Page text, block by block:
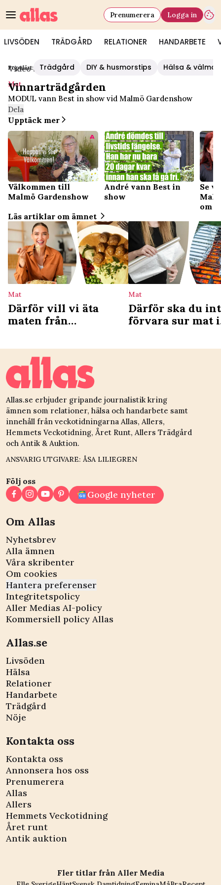
LIVSÖDEN TRÄDGÅRD RELATIONER HANDARBETE
Prenumerera Logga in
Populärt: Trädgård DIY & husmorstips Hälsa &
Video Start/Mat
Mat
Vinnarträdgården
MODUL vann Best in show vid Malmö Gardenshow
Dela
Upptäck mer
Välkommen till
Malmö Gardenshow
André vann Best in
show
Se
om
Läs artiklar om ämnet
Mat
Därför vill vi äta
maten från
studie förklarar
Mat
Därför ska du
förvara sur mat i
Allas.se erbjuder gripande journalistik kring
ämnen som relationer, hälsa och handarbete samt
innehåll från veckotidningarna Allas, Allers,
Hemmets Veckotidning, Året Runt, Allers Trädgård
och Antik & Auktion.
ANSVARIG UTGIVARE: ÅSA LILIEGREN
Följ oss
Google nyheter
Om Allas
Nyhetsbrev
Alla ämnen
Våra skribenter
Om cookies
Hantera preferenser
Integritetspolicy
Aller Medias AI-policy
Kommersiell policy Allas
Allas.se
Livsöden
Hälsa
Relationer
Handarbete
Trädgård
Nöje
Kontakta oss
Kontakta oss
Annonsera hos oss
Prenumerera
Allas
Allers
Hemmets Veckotidning
Året runt
Antik auktion
Fler titlar från Aller Media